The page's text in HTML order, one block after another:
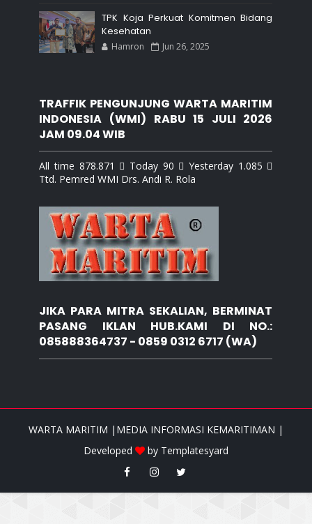
TPK Koja Perkuat Komitmen Bidang
Kesehatan
Hamron Jun 26, 2025
TRAFFIK PENGUNJUNG WARTA MARITIM
INDONESIA (WMI) RABU 15 JULI 2026
JAM 09.04 WIB
All time 878.871  Today 90  Yesterday 1.085 
Ttd. Pemred WMI Drs. Andi R. Rola
JIKA PARA MITRA SEKALIAN, BERMINAT
PASANG IKLAN HUB.KAMI DI NO.:
085888364737 - 0859 0312 6717 (WA)
WARTA MARITIM |MEDIA INFORMASI KEMARITIMAN |
Developed
by Templatesyard